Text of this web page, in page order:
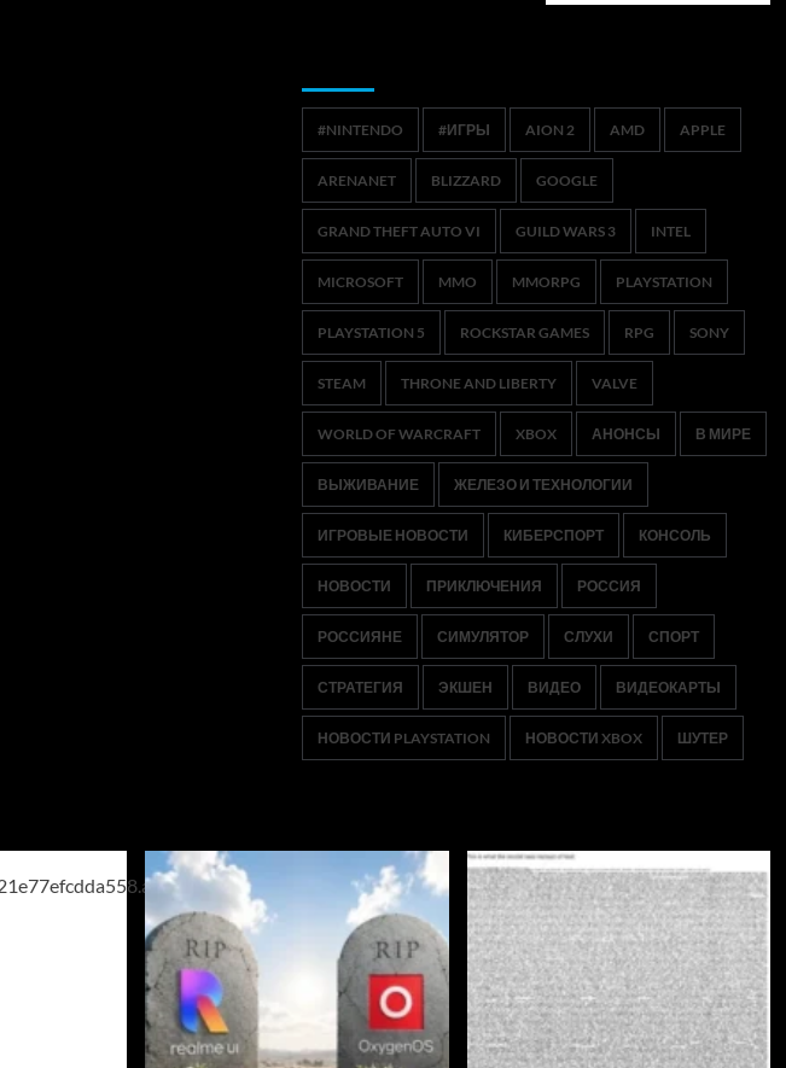
#NINTENDO #ИГРЫ AION 2 AMD APPLE
ARENANET BLIZZARD GOOGLE
GRAND THEFT AUTO VI GUILD WARS 3 INTEL
MICROSOFT MMO MMORPG PLAYSTATION
PLAYSTATION 5 ROCKSTAR GAMES RPG SONY
STEAM THRONE AND LIBERTY VALVE
WORLD OF WARCRAFT XBOX АНОНСЫ В МИРЕ
ВЫЖИВАНИЕ ЖЕЛЕЗО И ТЕХНОЛОГИИ
ИГРОВЫЕ НОВОСТИ КИБЕРСПОРТ КОНСОЛЬ
НОВОСТИ ПРИКЛЮЧЕНИЯ РОССИЯ
РОССИЯНЕ СИМУЛЯТОР СЛУХИ СПОРТ
СТРАТЕГИЯ ЭКШЕН ВИДЕО ВИДЕОКАРТЫ
НОВОСТИ PLAYSTATION НОВОСТИ XBOX ШУТЕР